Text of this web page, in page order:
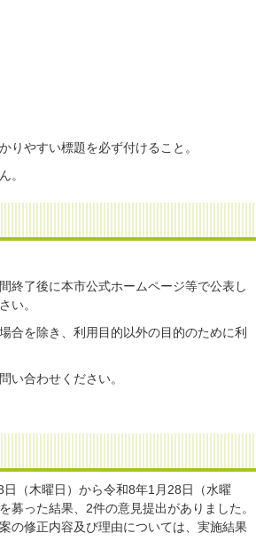
やすい標題を必ず付けること。
。
終了後に本市公式ホームページ等で公表し
い。
合を除き、利用目的以外の目的のために利
い合わせください。
（木曜日）から令和8年1月28日（水曜
募った結果、2件の意見提出がありました。
の修正内容及び理由については、実施結果